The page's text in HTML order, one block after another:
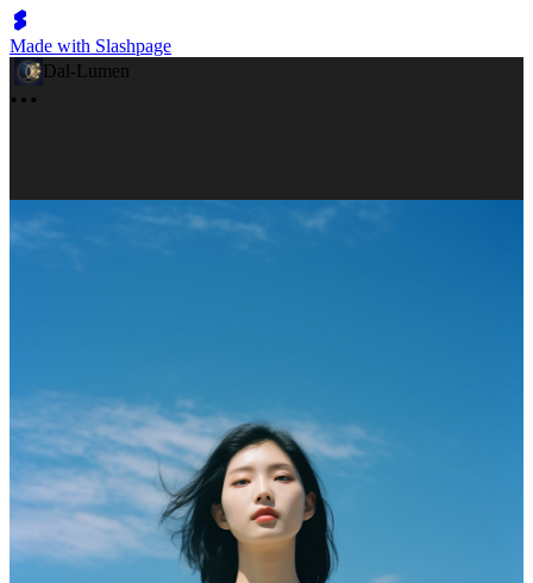
Made with Slashpage
Dal-Lumen